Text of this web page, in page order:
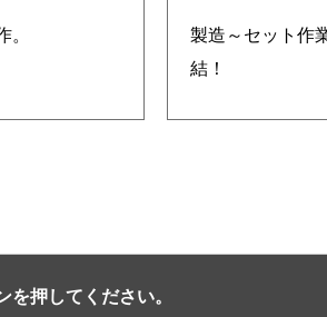
。
製造～セット作
結！
押してください。